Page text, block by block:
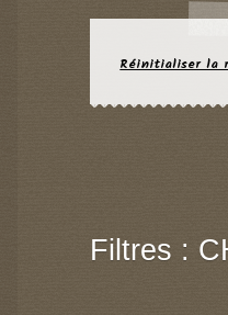
Réinitialiser la
Filtres :